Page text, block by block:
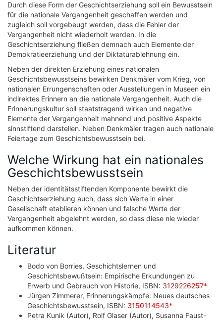
Durch diese Form der Geschichtserziehung soll ein Bewusstsein
für die nationale Vergangenheit geschaffen werden und
zugleich soll vorgebeugt werden, dass die Fehler der
Vergangenheit nicht wiederholt werden. In die
Geschichtserziehung fließen demnach auch Elemente der
Demokratieerziehung und der Diktaturablehnung ein.
Neben der direkten Erziehung eines nationalen
Geschichtsbewusstseins bewirken Denkmäler vom Krieg, von
nationalen Errungenschaften oder Ausstellungen in Museen ein
indirektes Erinnern an die nationale Vergangenheit. Auch die
Erinnerungskultur soll staatstragend wirken und negative
Elemente der Vergangenheit mahnend und positive Aspekte
sinnstiftend darstellen. Neben Denkmäler tragen auch nationale
Feiertage zum Geschichtsbewusstsein bei.
Welche Wirkung hat ein nationales
Geschichtsbewusstsein
Neben der identitätsstiftenden Komponente bewirkt die
Geschichtserziehung auch, dass sich Werte in einer
Gesellschaft etablieren können und falsche Werte der
Vergangenheit abgelehnt werden, so dass diese nie wieder
aufkommen können.
Literatur
Bodo von Borries, Geschichtslernen und
Geschichtsbewußtsein: Empirische Erkundungen zu
Erwerb und Gebrauch von Historie, ISBN: 3129226257*
Jürgen Zimmerer, Erinnerungskämpfe: Neues deutsches
Geschichtsbewusstsein, ISBN: 3150114543*
Petra Kunik (Autor), Rolf Glaser (Autor), Susanna Faust-